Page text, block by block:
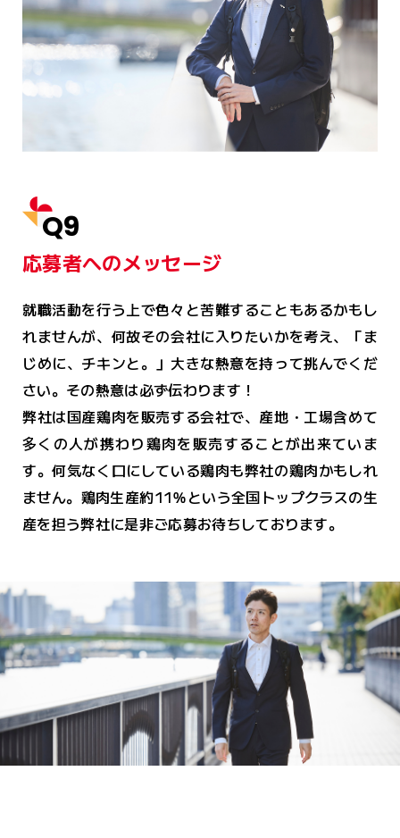
Q9
応募者へのメッセージ
就職活動を行う上で色々と苦難することもあるかもし
れませんが、何故その会社に入りたいかを考え、「ま
じめに、チキンと。」大きな熱意を持って挑んでくだ
さい。その熱意は必ず伝わります！
弊社は国産鶏肉を販売する会社で、産地・工場含めて
多くの人が携わり鶏肉を販売することが出来ていま
す。何気なく口にしている鶏肉も弊社の鶏肉かもしれ
ません。鶏肉生産約11％という全国トップクラスの生
産を担う弊社に是非ご応募お待ちしております。